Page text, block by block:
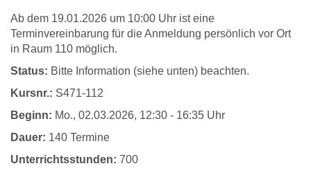
Ab dem 19.01.2026 um 10:00 Uhr ist eine
Terminvereinbarung für die Anmeldung persönlich vor Ort
in Raum 110 möglich.
Status: Bitte Information (siehe unten) beachten.
Kursnr.: S471-112
Beginn: Mo., 02.03.2026, 12:30 - 16:35 Uhr
Dauer: 140 Termine
Unterrichtsstunden: 700